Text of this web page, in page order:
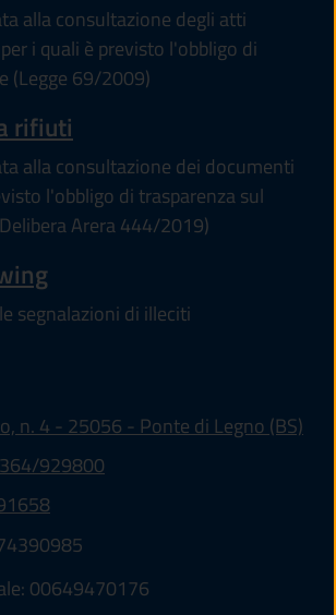
alla consultazione degli atti
i quali è previsto l'obbligo di
(Legge 69/2009)
rifiuti
alla consultazione dei documenti
l'obbligo di trasparenza sul
Arera 444/2019)
segnalazioni di illeciti
n. 4 - 25056 - Ponte di Legno (BS)
929800
00649470176